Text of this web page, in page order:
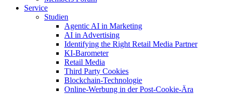
Service
Studien
Agentic AI in Marketing
AI in Advertising
Identifying the Right Retail Media Partner
KI-Barometer
Retail Media
Third Party Cookies
Blockchain-Technologie
Online-Werbung in der Post-Cookie-Ära